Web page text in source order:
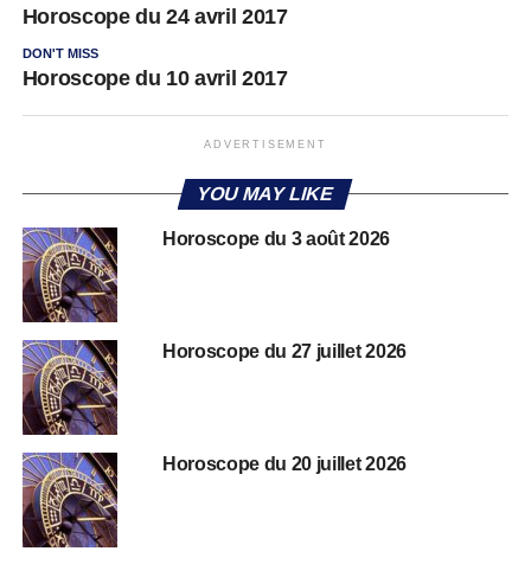
Horoscope du 24 avril 2017
DON'T MISS
Horoscope du 10 avril 2017
ADVERTISEMENT
YOU MAY LIKE
Horoscope du 3 août 2026
Horoscope du 27 juillet 2026
Horoscope du 20 juillet 2026